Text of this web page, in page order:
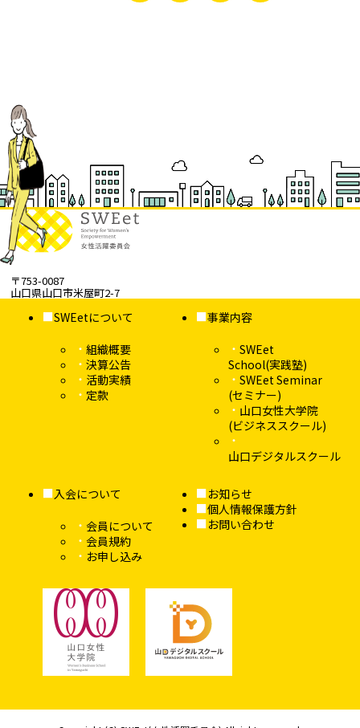
〒753-0087
山口県山口市米屋町2-7
SWEetについて
組織概要
決算公告
活動実績
定款
事業内容
SWEet
School(実践塾)
SWEet Seminar
(セミナー)
山口女性大学院
(ビジネススクール)
山口デジタルスクール
入会について
会員について
会員規約
お申し込み
お知らせ
個人情報保護方針
お問い合わせ